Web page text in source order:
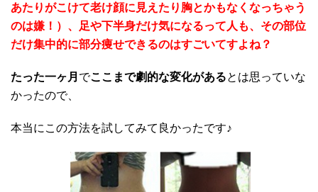
あたりがこけて老け顔に見えたり胸とかもなくなっちゃう
のは嫌！）、足や下半身だけ気になるって人も、その部位
だけ集中的に部分痩せできるのはすごいてすよね？
たった一ヶ月 でここまで劇的な変化があるとは思っていな
かったので、
本当にこの方法を試してみて良かったです♪